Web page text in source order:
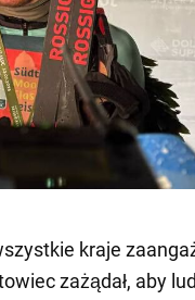
kraje
zażądał, aby